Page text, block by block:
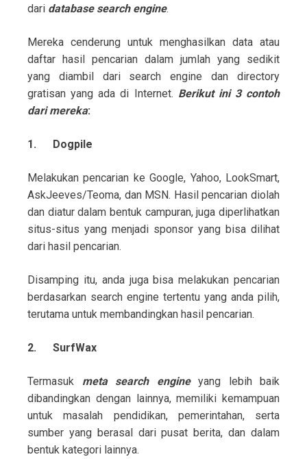
dari database search engine.
Mereka cenderung untuk menghasilkan data atau
daftar hasil pencarian dalam jumlah yang sedikit
yang diambil dari search engine dan directory
gratisan yang ada di Internet. Berikut ini 3 contoh
dari mereka:
1. Dogpile
Melakukan pencarian ke Google, Yahoo, LookSmart,
AskJeeves/Teoma, dan MSN. Hasil pencarian diolah
dan diatur dalam bentuk campuran, juga diperlihatkan
situs-situs yang menjadi sponsor yang bisa dilihat
dari hasil pencarian.
Disamping itu, anda juga bisa melakukan pencarian
berdasarkan search engine tertentu yang anda pilih,
terutama untuk membandingkan hasil pencarian.
2. SurfWax
Termasuk meta search engineyang lebih baik
dibandingkan dengan lainnya, memiliki kemampuan
untuk masalah pendidikan, pemerintahan, serta
sumber yang berasal dari pusat berita, dan dalam
bentuk kategori lainnya.